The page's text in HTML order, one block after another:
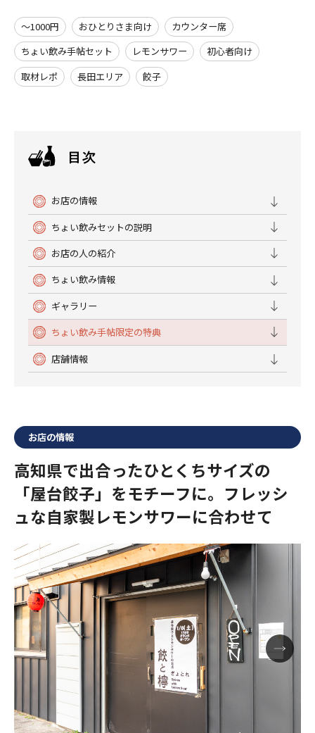
～1000円 おひとりさま向け
カウンター席
ちょい飲み手帖セット
レモンサワー
初心者向け
取材レポ
長田エリア 餃子
お店の情報
ちょい飲みセットの説明
お店の人の紹介
ちょい飲み情報
ギャラリー
ちょい飲み手帖限定の特典
店舗情報
お店の情報
高知県で出合ったひとくちサイズの
「屋台餃子」をモチーフに。フレッシ
ュな自家製レモンサワーに合わせて